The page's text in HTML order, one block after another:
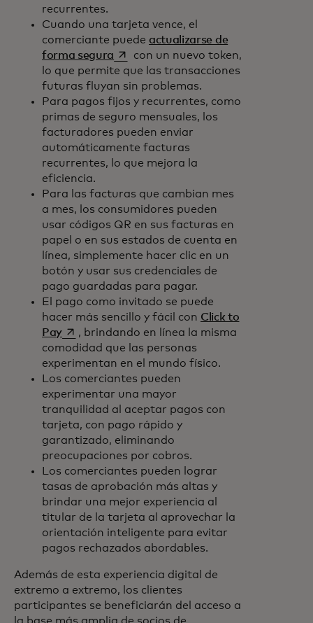
recurrentes.
Cuando una tarjeta vence, el
comerciante puede actualizarse de
forma segura se abre en una pestaña nueva
con un nuevo token,
lo que permite que las transacciones
futuras fluyan sin problemas.
Para pagos fijos y recurrentes, como
primas de seguro mensuales, los
facturadores pueden enviar
automáticamente facturas
recurrentes, lo que mejora la
eficiencia.
Para las facturas que cambian mes
a mes, los consumidores pueden
usar códigos QR en sus facturas en
papel o en sus estados de cuenta en
línea, simplemente hacer clic en un
botón y usar sus credenciales de
pago guardadas para pagar.
El pago como invitado se puede
hacer más sencillo y fácil con Click to
Payse abre en una pestaña nueva
, brindando en línea la misma
comodidad que las personas
experimentan en el mundo físico.
Los comerciantes pueden
experimentar una mayor
tranquilidad al aceptar pagos con
tarjeta, con pago rápido y
garantizado, eliminando
preocupaciones por cobros.
Los comerciantes pueden lograr
tasas de aprobación más altas y
brindar una mejor experiencia al
titular de la tarjeta al aprovechar la
orientación inteligente para evitar
pagos rechazados abordables.
Además de esta experiencia digital de
extremo a extremo, los clientes
participantes se beneficiarán del acceso a